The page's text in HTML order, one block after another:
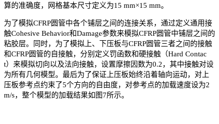
算的准确度，网格基本尺寸定义为15 mm×15 mm。
为了模拟CFRP圆管中各个铺层之间的连接关系，通过定义通用接
触Cohesive Behavior和Damage参数来模拟CFRP圆管中铺层之间的
粘胶层。同时，为了模拟上、下压板与CFRP圆管三者之间的接触
和CFRP圆管的自接触，分别定义罚函数和硬接触（Hard Contac
t）来模拟切向以及法向接触，设置摩擦因数为0.2，其中接触对设
为所有几何模型。最后为了保证上压板始终沿着轴向运动，对上
压板参考点约束了5个方向的自由度，对参考点的加载速度设为2
m/s，整个模型的加载结果如图7所示。